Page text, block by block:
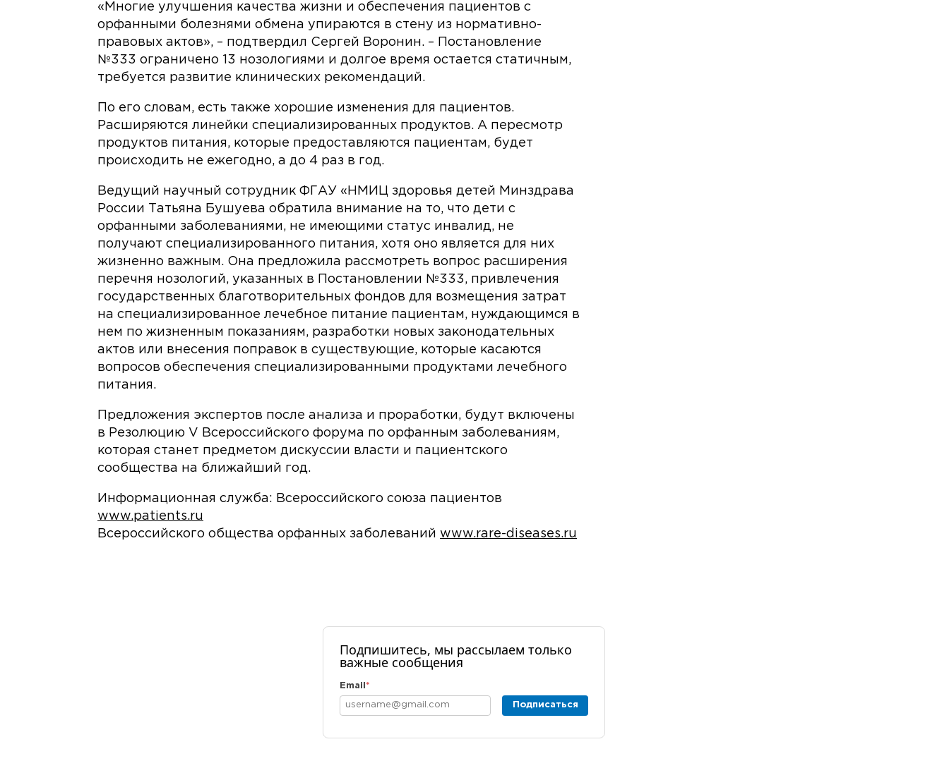
«Многие улучшения качества жизни и обеспечения пациентов с
орфанными болезнями обмена упираются в стену из нормативно-
правовых актов», – подтвердил Сергей Воронин. – Постановление
№333 ограничено 13 нозологиями и долгое время остается статичным,
требуется развитие клинических рекомендаций.
По его словам, есть также хорошие изменения для пациентов.
Расширяются линейки специализированных продуктов. А пересмотр
продуктов питания, которые предоставляются пациентам, будет
происходить не ежегодно, а до 4 раз в год.
Ведущий научный сотрудник ФГАУ «НМИЦ здоровья детей Минздрава
России Татьяна Бушуева обратила внимание на то, что дети с
орфанными заболеваниями, не имеющими статус инвалид, не
получают специализированного питания, хотя оно является для них
жизненно важным. Она предложила рассмотреть вопрос расширения
перечня нозологий, указанных в Постановлении №333, привлечения
государственных благотворительных фондов для возмещения затрат
на специализированное лечебное питание пациентам, нуждающимся в
нем по жизненным показаниям, разработки новых законодательных
актов или внесения поправок в существующие, которые касаются
вопросов обеспечения специализированными продуктами лечебного
питания.
Предложения экспертов после анализа и проработки, будут включены
в Резолюцию V Всероссийского форума по орфанным заболеваниям,
которая станет предметом дискуссии власти и пациентского
сообщества на ближайший год.
Информационная служба: Всероссийского союза пациентов
www.patients.ru
Всероссийского общества орфанных заболеваний www.rare-diseases.ru
Подпишитесь, мы рассылаем только
важные сообщения
Email *
Подписаться